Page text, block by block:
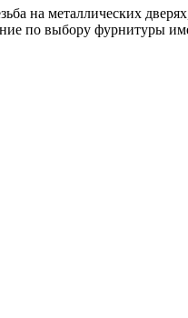
на металлических
по выбору фурнитуры